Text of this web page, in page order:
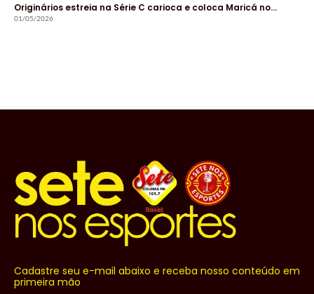
Originários estreia na Série C carioca e coloca Maricá no…
01/05/2026
Cadastre seu e-mail abaixo e receba nosso conteúdo em
primeira mão